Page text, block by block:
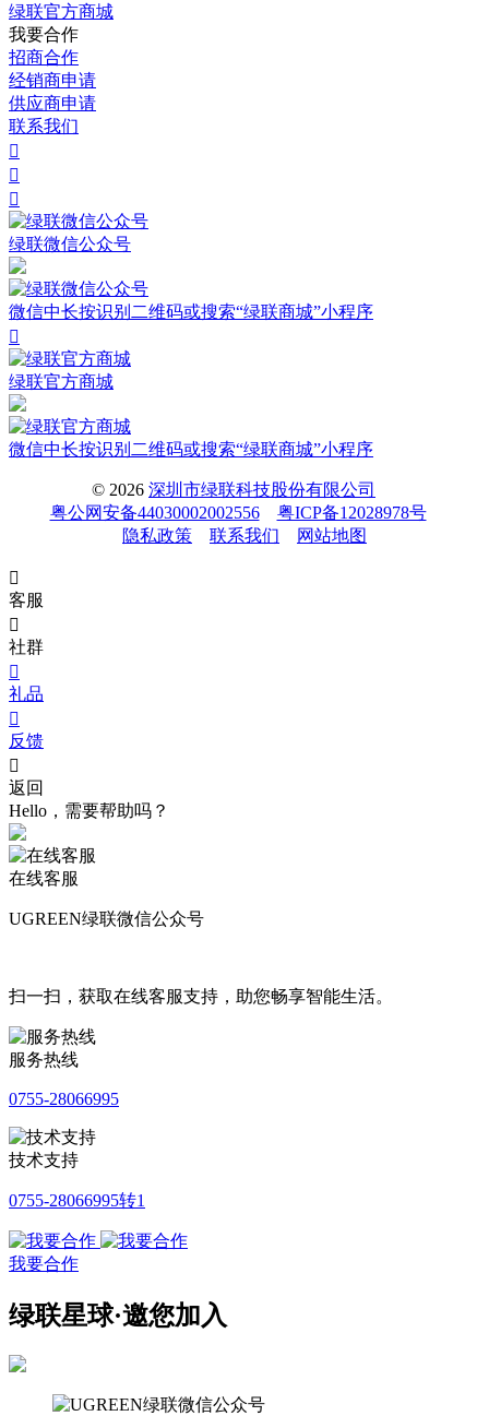
绿联官方商城
我要合作
招商合作
经销商申请
供应商申请
联系我们



绿联微信公众号
微信中长按识别二维码或搜索“绿联商城”小程序

绿联官方商城
微信中长按识别二维码或搜索“绿联商城”小程序
© 2026 深圳市绿联科技股份有限公司
粤公网安备44030002002556
粤ICP备12028978号
隐私政策
联系我们 网站地图

客服

社群

礼品

反馈

返回
Hello，需要帮助吗？
在线客服
UGREEN绿联微信公众号
扫一扫，获取在线客服支持，助您畅享智能生活。
服务热线
0755-28066995
技术支持
0755-28066995转1
我要合作
绿联星球·邀您加入